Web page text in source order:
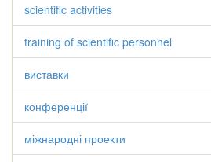
scientific activities
training of scientific personnel
виставки
конференції
міжнародні проекти